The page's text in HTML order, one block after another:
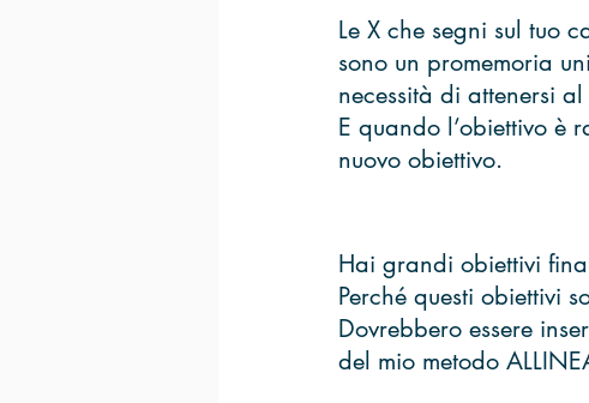
Le X che segni sul tuo
sono un promemoria
necessità di attenersi
E quando l’obiettivo è
nuovo obiettivo.
Hai grandi obiettivi
Perché questi obiettivi
Dovrebbero essere
del mio metodo